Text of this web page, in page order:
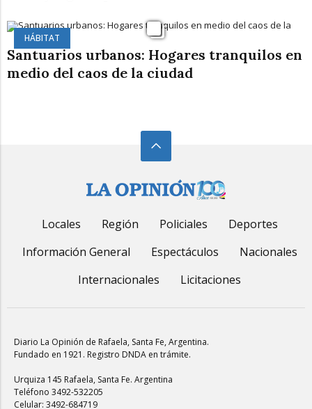
HÁBITAT
Santuarios urbanos: Hogares tranquilos en
medio del caos de la ciudad
Locales Región Policiales
Deportes
Información General
Espectáculos
Nacionales
Internacionales
Licitaciones
Diario La Opinión de Rafaela, Santa Fe, Argentina.
Fundado en 1921. Registro DNDA en trámite.
Urquiza 145 Rafaela, Santa Fe. Argentina
Teléfono 3492-532205
Celular: 3492-684719